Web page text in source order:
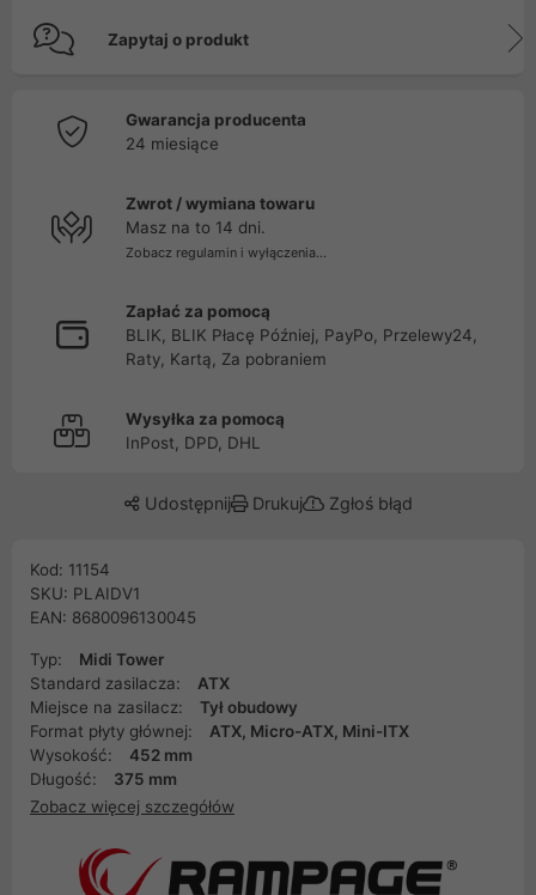
Zapytaj o produkt
Gwarancja producenta
24 miesiące
Zwrot / wymiana towaru
Masz na to 14 dni.
Zobacz regulamin i wyłączenia...
Zapłać za pomocą
BLIK, BLIK Płacę Później, PayPo, Przelewy24,
Raty, Kartą, Za pobraniem
Wysyłka za pomocą
InPost, DPD, DHL
Udostępnij Drukuj Zgłoś błąd
Kod: 11154
SKU: PLAIDV1
EAN: 8680096130045
Typ:
Midi Tower
Standard zasilacza:
ATX
Miejsce na zasilacz:
Tył obudowy
Format płyty głównej:
ATX, Micro-ATX, Mini-ITX
Wysokość:
452 mm
Długość:
375 mm
Zobacz więcej szczegółów